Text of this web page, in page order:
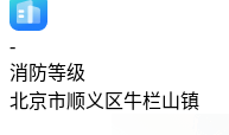
-
消防等级
北京市顺义区牛栏山镇